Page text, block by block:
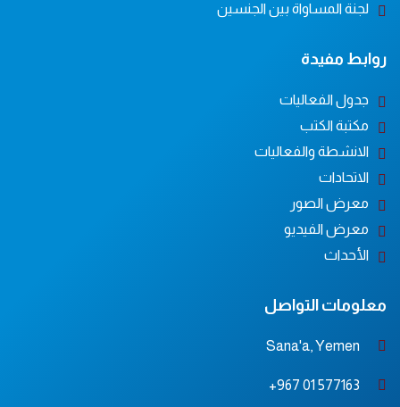
لجنة المساواة بين الجنسين
روابط مفيدة
جدول الفعاليات
مكتبة الكتب
الانشطة والفعاليات
الاتحادات
معرض الصور
معرض الفيديو
الأحداث
معلومات التواصل
Sana'a, Yemen
577163 01 967+